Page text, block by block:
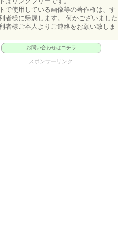
で使用している画像等の著作権は、す
者様に帰属します。 何かございました
者様ご本人よりご連絡をお願い致しま
お問い合わせはコチラ
スポンサーリンク